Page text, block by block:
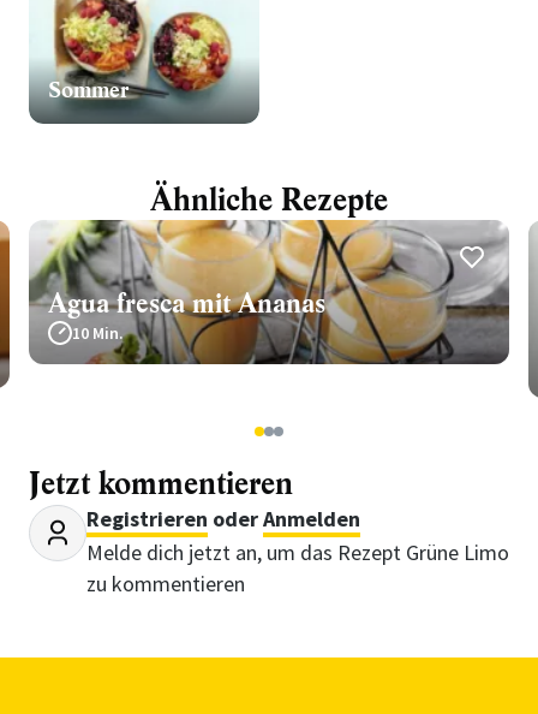
Sommer
Ähnliche Rezepte
Agua fresca mit Ananas
10 Min.
123
Jetzt kommentieren
Registrieren oderAnmelden
Melde dich jetzt an, um das Rezept Grüne Limo
zu kommentieren